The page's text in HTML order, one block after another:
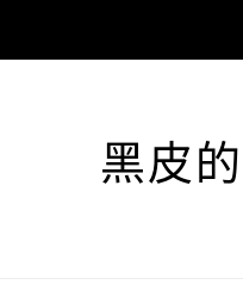
黑皮